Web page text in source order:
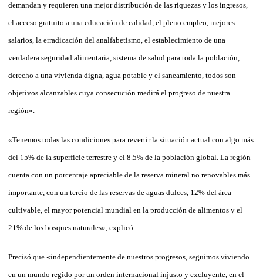
demandan y requieren una mejor distribución de las riquezas y los ingresos,
el acceso gratuito a una educación de calidad, el pleno empleo, mejores
salarios, la erradicación del analfabetismo, el establecimiento de una
verdadera seguridad alimentaria, sistema de salud para toda la población,
derecho a una vivienda digna, agua potable y el saneamiento, todos son
objetivos alcanzables cuya consecución medirá el progreso de nuestra
región».
«Tenemos todas las condiciones para revertir la situación actual con algo más
del 15% de la superficie terrestre y el 8.5% de la población global. La región
cuenta con un porcentaje apreciable de la reserva mineral no renovables más
importante, con un tercio de las reservas de aguas dulces, 12% del área
cultivable, el mayor potencial mundial en la producción de alimentos y el
21% de los bosques naturales», explicó.
Precisó que «independientemente de nuestros progresos, seguimos viviendo
en un mundo regido por un orden internacional injusto y excluyente, en el